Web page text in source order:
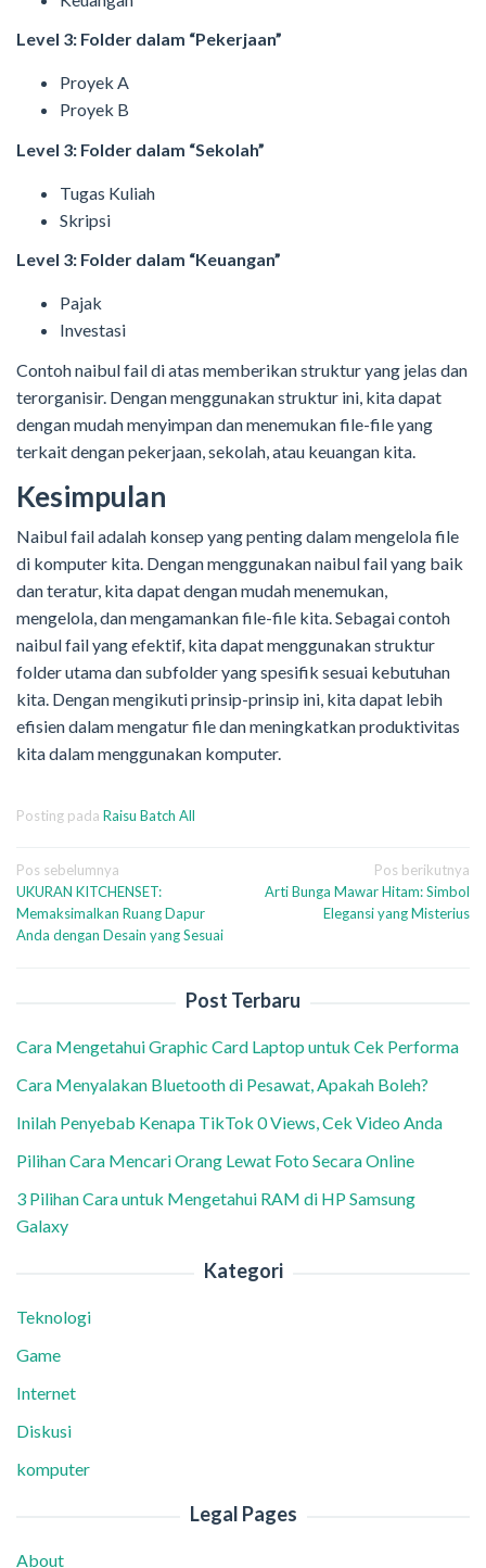
Level 3: Folder dalam “Pekerjaan”
Proyek A
Proyek B
Level 3: Folder dalam “Sekolah”
Tugas Kuliah
Skripsi
Level 3: Folder dalam “Keuangan”
Pajak
Investasi
Contoh naibul fail di atas memberikan struktur yang jelas dan
terorganisir. Dengan menggunakan struktur ini, kita dapat
dengan mudah menyimpan dan menemukan file-file yang
terkait dengan pekerjaan, sekolah, atau keuangan kita.
Kesimpulan
Naibul fail adalah konsep yang penting dalam mengelola file
di komputer kita. Dengan menggunakan naibul fail yang baik
dan teratur, kita dapat dengan mudah menemukan,
mengelola, dan mengamankan file-file kita. Sebagai contoh
naibul fail yang efektif, kita dapat menggunakan struktur
folder utama dan subfolder yang spesifik sesuai kebutuhan
kita. Dengan mengikuti prinsip-prinsip ini, kita dapat lebih
efisien dalam mengatur file dan meningkatkan produktivitas
kita dalam menggunakan komputer.
Posting pada Raisu Batch All
Navigasi
pos
Pos sebelumnya
UKURAN KITCHENSET:
Memaksimalkan Ruang Dapur
Anda dengan Desain yang Sesuai
Pos berikutnya
Arti Bunga Mawar Hitam: Simbol
Elegansi yang Misterius
Post Terbaru
Cara Mengetahui Graphic Card Laptop untuk Cek Performa
Cara Menyalakan Bluetooth di Pesawat, Apakah Boleh?
Inilah Penyebab Kenapa TikTok 0 Views, Cek Video Anda
Pilihan Cara Mencari Orang Lewat Foto Secara Online
3 Pilihan Cara untuk Mengetahui RAM di HP Samsung
Galaxy
Kategori
Teknologi
Game
Internet
Diskusi
komputer
Legal Pages
About